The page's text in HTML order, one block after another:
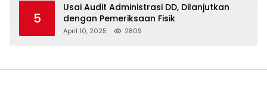
5
Usai Audit Administrasi DD, Dilanjutkan
dengan Pemeriksaan Fisik
April 10, 2025 2809